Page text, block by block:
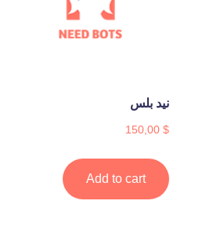
نيد بلس
150,00 $
Add to cart